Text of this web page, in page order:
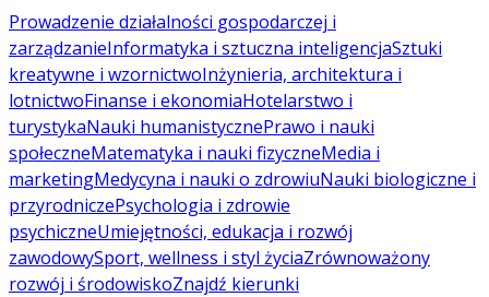
Prowadzenie działalności gospodarczej i
zarządzanieInformatyka i sztuczna inteligencjaSztuki
kreatywne i wzornictwoInżynieria, architektura i
lotnictwoFinanse i ekonomiaHotelarstwo i
turystykaNauki humanistycznePrawo i nauki
społeczneMatematyka i nauki fizyczneMedia i
marketingMedycyna i nauki o zdrowiuNauki biologiczne i
przyrodniczePsychologia i zdrowie
psychiczneUmiejętności, edukacja i rozwój
zawodowySport, wellness i styl życiaZrównoważony
rozwój i środowiskoZnajdź kierunki